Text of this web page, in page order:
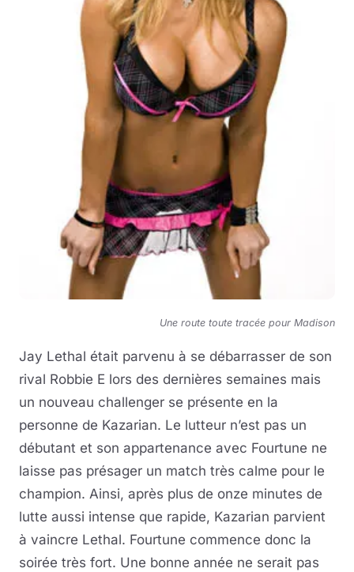
Une route toute tracée pour Madison
Jay Lethal était parvenu à se débarrasser de son
rival Robbie E lors des dernières semaines mais
un nouveau challenger se présente en la
personne de Kazarian. Le lutteur n’est pas un
débutant et son appartenance avec Fourtune ne
laisse pas présager un match très calme pour le
champion. Ainsi, après plus de onze minutes de
lutte aussi intense que rapide, Kazarian parvient
à vaincre Lethal. Fourtune commence donc la
soirée très fort. Une bonne année ne serait pas